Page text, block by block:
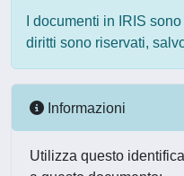
I documenti in IRIS
diritti sono riservati,
Informazioni
Utilizza questo